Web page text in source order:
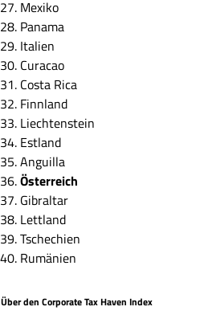
Mexiko
Panama
Italien
Curacao
Costa Rica
Finnland
Liechtenstein
Estland
Anguilla
Österreich
Gibraltar
Lettland
Tschechien
Rumänien
Über den Corporate Tax Haven Index